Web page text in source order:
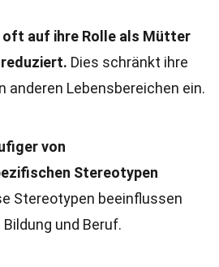
oft auf ihre Rolle als Mütter
Dies schränkt ihre
anderen Lebensbereichen ein.
von
Stereotypen
Stereotypen beeinflussen
und Beruf.